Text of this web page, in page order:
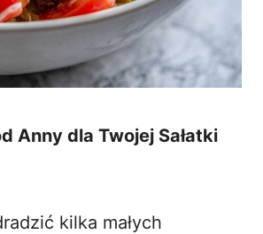
Anny dla Twojej Sałatki
kilka małych